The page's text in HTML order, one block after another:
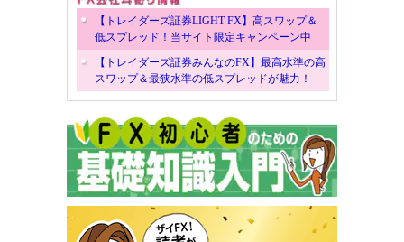
【トレイダーズ証券LIGHT FX】高スワップ＆
低スプレッド！当サイト限定キャンペーン中
【トレイダーズ証券みんなのFX】最高水準の高
スワップ＆最狭水準の低スプレッドが魅力！